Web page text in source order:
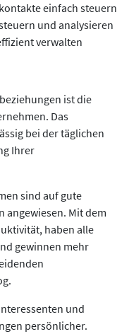
einfach steuern
und analysieren
verwalten
ist die
Das
bei der täglichen
Ihrer
sind auf gute
angewiesen. Mit dem
haben alle
gewinnen mehr
und
persönlicher.